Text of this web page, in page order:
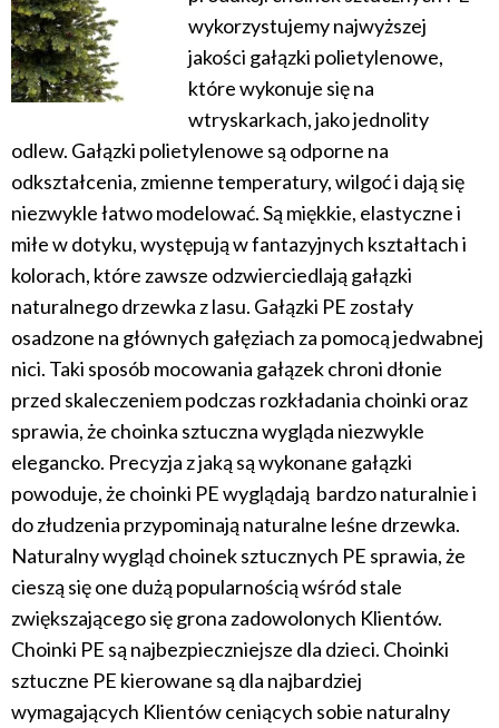
wykorzystujemy najwyższej
jakości gałązki polietylenowe,
które wykonuje się na
wtryskarkach, jako jednolity
odlew. Gałązki polietylenowe są odporne na
odkształcenia, zmienne temperatury, wilgoć i dają się
niezwykle łatwo modelować. Są miękkie, elastyczne i
miłe w dotyku, występują w fantazyjnych kształtach i
kolorach, które zawsze odzwierciedlają gałązki
naturalnego drzewka z lasu. Gałązki PE zostały
osadzone na głównych gałęziach za pomocą jedwabnej
nici. Taki sposób mocowania gałązek chroni dłonie
przed skaleczeniem podczas rozkładania choinki oraz
sprawia, że choinka sztuczna wygląda niezwykle
elegancko. Precyzja z jaką są wykonane gałązki
powoduje, że choinki PE wyglądają bardzo naturalnie i
do złudzenia przypominają naturalne leśne drzewka.
Naturalny wygląd choinek sztucznych PE sprawia, że
cieszą się one dużą popularnością wśród stale
zwiększającego się grona zadowolonych Klientów.
Choinki PE są najbezpieczniejsze dla dzieci. Choinki
sztuczne PE kierowane są dla najbardziej
wymagających Klientów ceniących sobie naturalny